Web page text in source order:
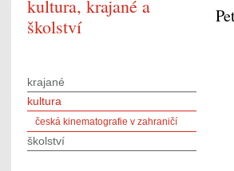
kultura, krajané a
školství
krajané
kultura
česká kinematografie v zahraničí
školství